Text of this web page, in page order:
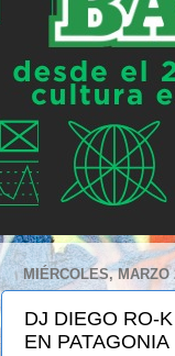
MIÉRCOLES, MARZO
DJ DIEGO RO-
EN